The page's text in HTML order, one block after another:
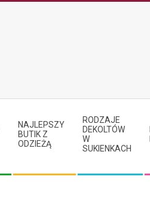
NAJLEPSZY
BUTIK Z
ODZIEŻĄ
RODZAJE
DEKOLTÓW
W
SUKIENKACH